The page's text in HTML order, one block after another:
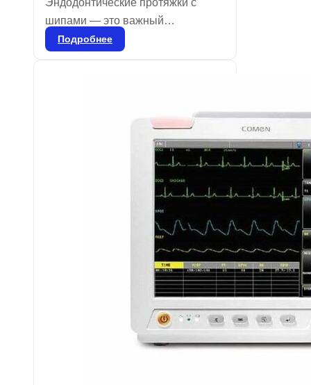
шипами — это важный
инструмент в стоматологии,
зазубринами, круглые проволоки
обеспечивают необходимую
текстуру для выполнения этой
процедуры. Компания Dentsply
Sirona, являясь лидером в
области эндодонтии, предлагает
качественные решения для
повышения безопасности и
стоматологической практики.
Колючая протяжка представляет
собой инструмент из круглых…
Подробнее